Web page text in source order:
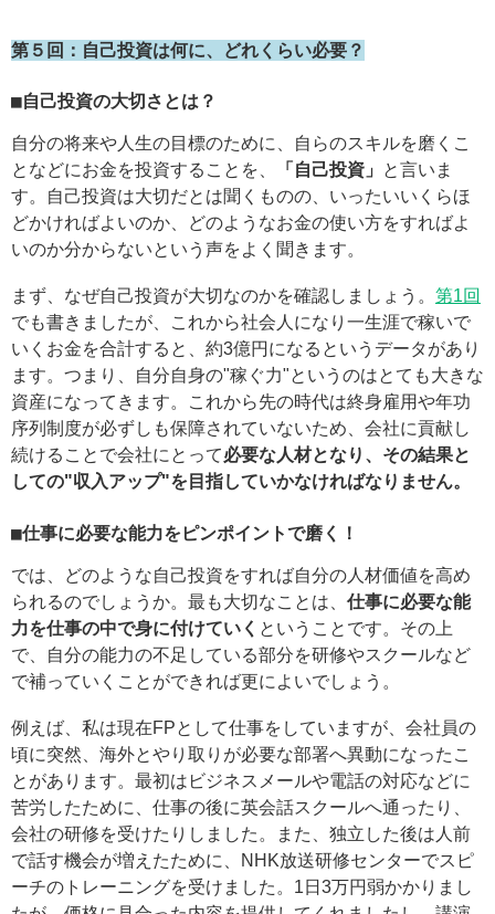
第５回：自己投資は何に、どれくらい必要？
■自己投資の大切さとは？
自分の将来や人生の目標のために、自らのスキルを磨くこ
となどにお金を投資することを、
「自己投資」
と言いま
す。自己投資は大切だとは聞くものの、いったいいくらほ
どかければよいのか、どのようなお金の使い方をすればよ
いのか分からないという声をよく聞きます。
まず、なぜ自己投資が大切なのかを確認しましょう。 第1回
でも書きましたが、これから社会人になり一生涯で稼いで
いくお金を合計すると、約3億円になるというデータがあり
ます。つまり、自分自身の"稼ぐ力"というのはとても大きな
資産になってきます。これから先の時代は終身雇用や年功
序列制度が必ずしも保障されていないため、会社に貢献し
続けることで会社にとって必要な人材となり、その結果と
しての"収入アップ"を目指していかなければなりません。
■仕事に必要な能力をピンポイントで磨く！
では、どのような自己投資をすれば自分の人材価値を高め
られるのでしょうか。最も大切なことは、 仕事に必要な能
力を仕事の中で身に付けていく ということです。その上
で、自分の能力の不足している部分を研修やスクールなど
で補っていくことができれば更によいでしょう。
例えば、私は現在FPとして仕事をしていますが、会社員の
頃に突然、海外とやり取りが必要な部署へ異動になったこ
とがあります。最初はビジネスメールや電話の対応などに
苦労したために、仕事の後に英会話スクールへ通ったり、
会社の研修を受けたりしました。また、独立した後は人前
で話す機会が増えたために、NHK放送研修センターでスピ
ーチのトレーニングを受けました。1日3万円弱かかりまし